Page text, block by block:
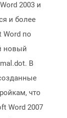
2003 и
и более
по
новый
В
что
Word 2007